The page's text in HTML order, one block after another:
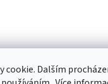
cookie. Dalším